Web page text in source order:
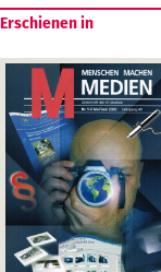
Erschienen in